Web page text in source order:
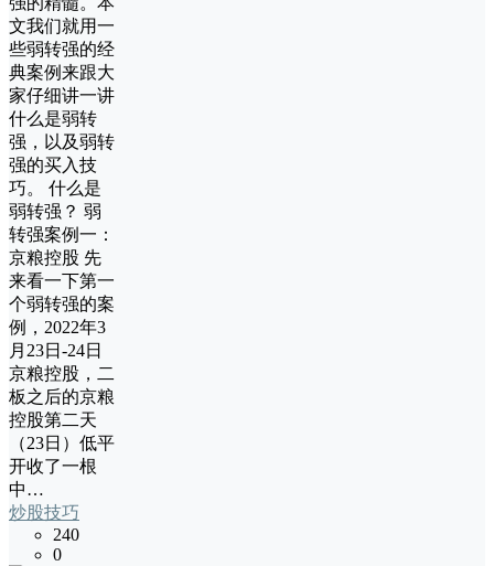
文我们就用一
些弱转强的经
典案例来跟大
家仔细讲一讲
什么是弱转
强，以及弱转
强的买入技
巧。 什么是
弱转强？ 弱
转强案例一：
京粮控股 先
来看一下第一
个弱转强的案
例，2022年3
月23日-24日
京粮控股，二
板之后的京粮
控股第二天
（23日）低平
开收了一根
中…
炒股技巧
240
0